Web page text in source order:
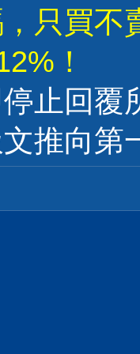
只買不
！
止回覆
推向第